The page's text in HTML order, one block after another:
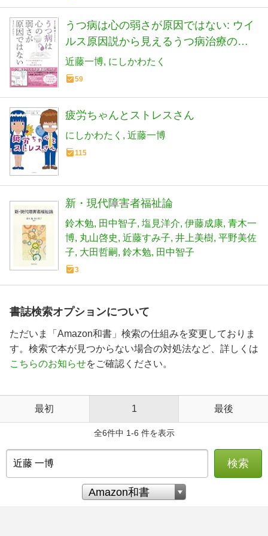
うつ病は心の弱さが原因ではない: ウイ
ルス原因説から見えるうつ病治療の未
来
近藤一博 にしかわたく
59
疲労ちゃんとストレスさん
にしかわたく 近藤一博
115
新・現代障害者福祉論
鈴木勉 田中智子 塩見洋介 伊藤成康 青木一
博 丸山啓史 近藤すみ子 井上美樹 平野美佐
子 大田哲嗣 鈴木勉 田中智子
3
書誌検索オプションについて
ただいま「Amazon和書」検索の仕組みを変更しておりま
す。検索で本が見つからない場合の対処法など、詳しくは
こちらのお知らせをご確認ください。
最初 1 最後
全6件中 1-6 件を表示
検索